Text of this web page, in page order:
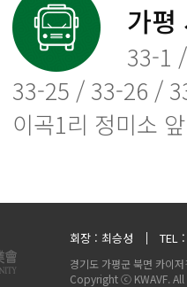
가평
33-1
33-25 / 33-26 /
이곡1리 정미소
회장 : 최승성 TEL
경기도 가평군 북면 카이
Copyright ⓒ KWAVF.